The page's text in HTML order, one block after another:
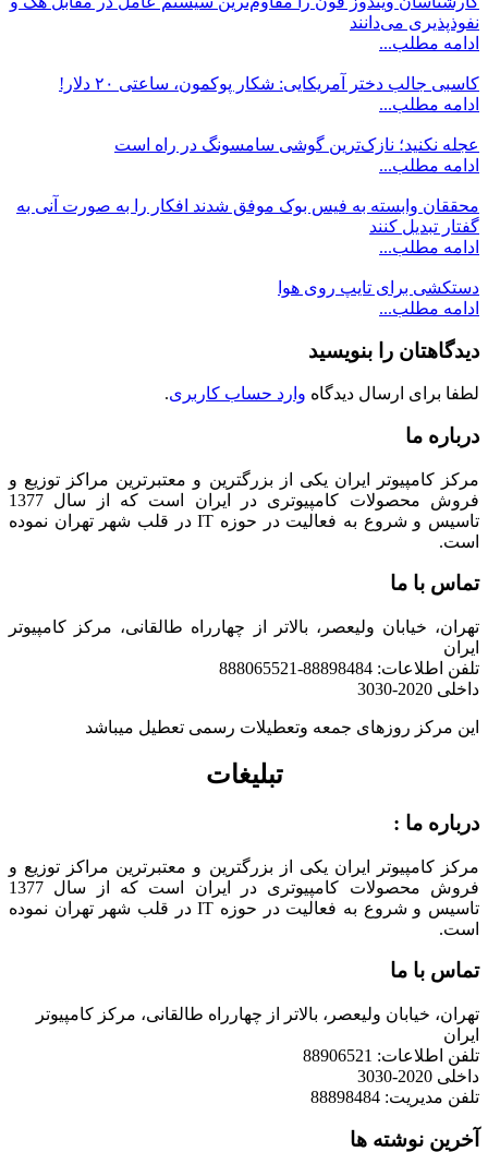
نفوذپذیری می‌دانند
ادامه مطلب...
کاسبی جالب دختر آمریکایی: شکار پوکمون، ساعتی ۲۰ دلار!
ادامه مطلب...
عجله نکنید؛ نازک‌ترین گوشی سامسونگ در راه است
ادامه مطلب...
محققان وابسته به فیس بوک موفق شدند افکار را به صورت آنی به
گفتار تبدیل کنند
ادامه مطلب...
دستکشی برای تایپ روی هوا
ادامه مطلب...
دیدگاهتان را بنویسید
لطفا برای ارسال دیدگاه وارد حساب کاربری.
درباره ما
مرکز کامپیوتر ایران یکی از بزرگترین و معتبرترین مراکز توزیع و
فروش محصولات کامپیوتری در ایران است که از سال 1377
تاسیس و شروع به فعالیت در حوزه IT در قلب شهر تهران نموده
است.
تماس با ما
تهران، خیابان ولیعصر، بالاتر از چهارراه طالقانی، مرکز کامپیوتر
ایران
تلفن اطلاعات: 88898484-888065521
داخلی 2020-3030
این مرکز روزهای جمعه وتعطیلات رسمی تعطیل میباشد
تبلیغات
درباره ما :
مرکز کامپیوتر ایران یکی از بزرگترین و معتبرترین مراکز توزیع و
فروش محصولات کامپیوتری در ایران است که از سال 1377
تاسیس و شروع به فعالیت در حوزه IT در قلب شهر تهران نموده
است.
تماس با ما
تهران، خیابان ولیعصر، بالاتر از چهارراه طالقانی، مرکز کامپیوتر
ایران
تلفن اطلاعات: 88906521
داخلی 2020-3030
تلفن مدیریت: 88898484
آخرین نوشته ها